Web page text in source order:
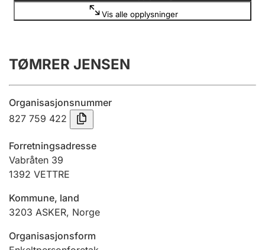
Årsregnskap
Innsending og forsinkelsesgebyr
Jeger
Ektepaktveileder
Vis alle opplysninger
TØMRER JENSEN
Organisasjonsnummer
827 759 422
Forretningsadresse
Vabråten 39
1392 VETTRE
Kommune, land
3203 ASKER, Norge
Organisasjonsform